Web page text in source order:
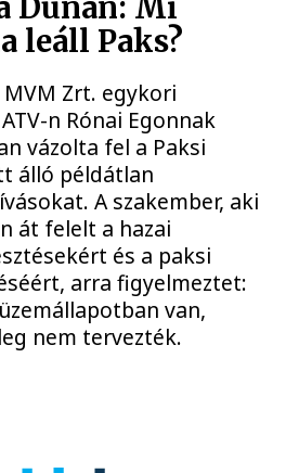
Dunán: Mi
leáll Paks?
Zrt. egykori
n Rónai Egonnak
vázolta fel a Paksi
álló példátlan
A szakember, aki
át felelt a hazai
és a paksi
arra figyelmeztet:
van,
nem tervezték.